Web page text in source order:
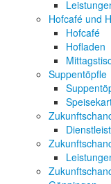
Hofcafé und
Hofcafé
Hofladen
Suppentöpfle